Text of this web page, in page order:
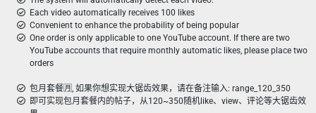
Each video automatically receives 100 likes
Convenient to enhance the probability of being popular
One order is only applicable to one YouTube account. If there are two
YouTube accounts that require monthly automatic likes, please place two
orders
包月套餐🈷️, 如果你想实现大锯齿效果，请在备注输入: range_120_350
即可实现包月套餐内的帖子，从120~350随机like、view、评论等大锯齿效